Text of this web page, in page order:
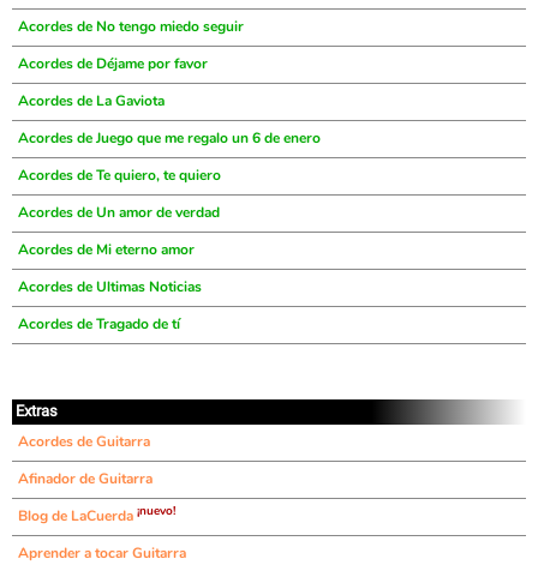
Acordes de No tengo miedo seguir
Acordes de Déjame por favor
Acordes de La Gaviota
Acordes de Juego que me regalo un 6 de enero
Acordes de Te quiero, te quiero
Acordes de Un amor de verdad
Acordes de Mi eterno amor
Acordes de Ultimas Noticias
Acordes de Tragado de tí
Extras
Acordes de Guitarra
Afinador de Guitarra
Blog de LaCuerda ¡nuevo!
Aprender a tocar Guitarra